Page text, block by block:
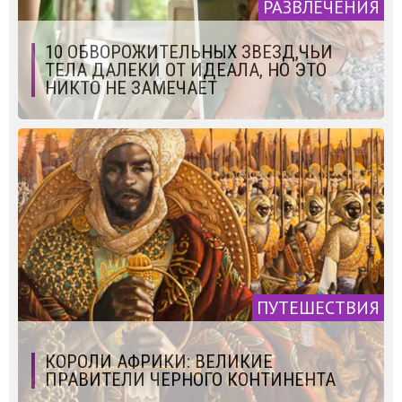
РАЗВЛЕЧЕНИЯ
10 ОБВОРОЖИТЕЛЬНЫХ ЗВЕЗД,ЧЬИ
ТЕЛА ДАЛЕКИ ОТ ИДЕАЛА, НО ЭТО
НИКТО НЕ ЗАМЕЧАЕТ
ПУТЕШЕСТВИЯ
КОРОЛИ АФРИКИ: ВЕЛИКИЕ
ПРАВИТЕЛИ ЧЕРНОГО КОНТИНЕНТА